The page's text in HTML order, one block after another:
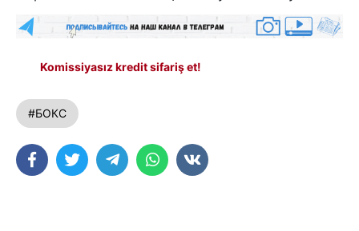
Komissiyasız kredit sifariş et!
#БОКС